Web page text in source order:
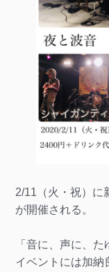
2/11（火・祝）に
が開催される。
「音に、声に、
イベントには加